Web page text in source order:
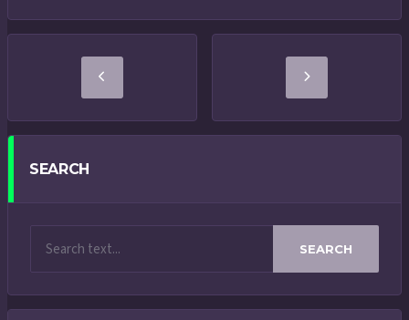
SEARCH
SEARCH